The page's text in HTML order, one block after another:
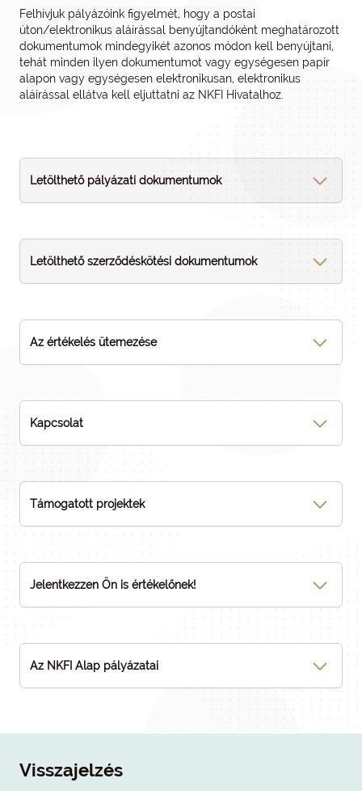
Felhívjuk pályázóink figyelmét, hogy a postai
úton/elektronikus aláírással benyújtandóként meghatározott
dokumentumok mindegyikét azonos módon kell benyújtani,
tehát minden ilyen dokumentumot vagy egységesen papír
alapon vagy egységesen elektronikusan, elektronikus
aláírással ellátva kell eljuttatni az NKFI Hivatalhoz.
Letölthető pályázati dokumentumok
Letölthető szerződéskötési dokumentumok
Az értékelés ütemezése
Kapcsolat
Támogatott projektek
Jelentkezzen Ön is értékelőnek!
Az NKFI Alap pályázatai
Visszajelzés